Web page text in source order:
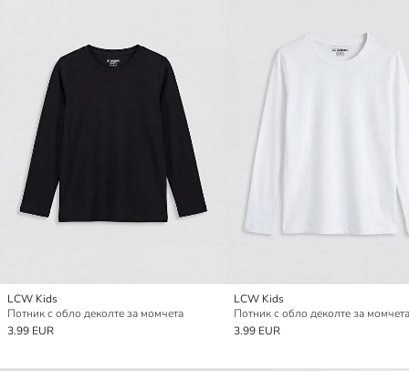
LCW Kids
Потник с обло деколте за момчета
3.99 EUR
LCW Kids
Потник с обло деколте за момчета
3.99 EUR